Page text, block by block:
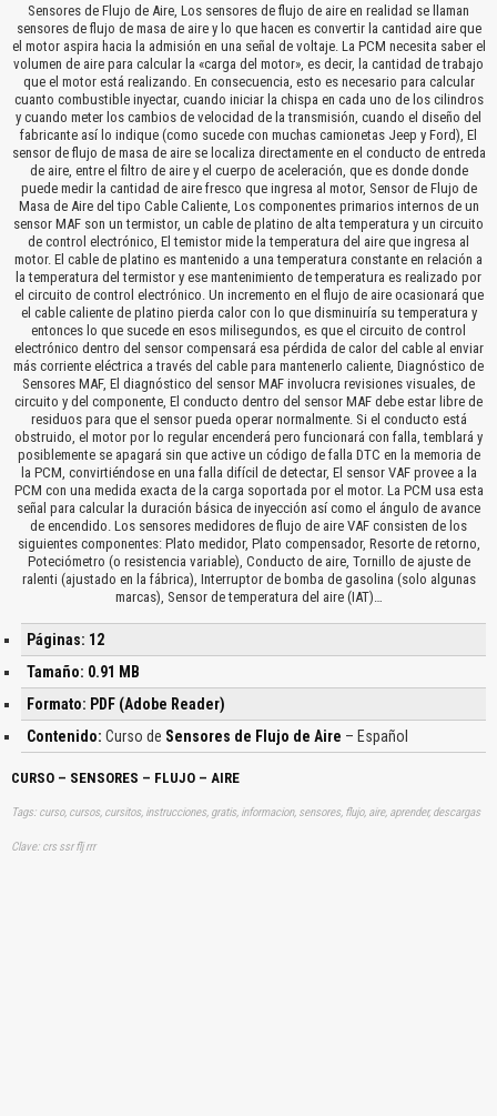
Sensores de Flujo de Aire, Los sensores de flujo de aire en realidad se llaman
sensores de flujo de masa de aire y lo que hacen es convertir la cantidad aire que
el motor aspira hacia la admisión en una señal de voltaje. La PCM necesita saber el
volumen de aire para calcular la «carga del motor», es decir, la cantidad de trabajo
que el motor está realizando. En consecuencia, esto es necesario para calcular
cuanto combustible inyectar, cuando iniciar la chispa en cada uno de los cilindros
y cuando meter los cambios de velocidad de la transmisión, cuando el diseño del
fabricante así lo indique (como sucede con muchas camionetas Jeep y Ford), El
sensor de flujo de masa de aire se localiza directamente en el conducto de entreda
de aire, entre el filtro de aire y el cuerpo de aceleración, que es donde donde
puede medir la cantidad de aire fresco que ingresa al motor, Sensor de Flujo de
Masa de Aire del tipo Cable Caliente, Los componentes primarios internos de un
sensor MAF son un termistor, un cable de platino de alta temperatura y un circuito
de control electrónico, El temistor mide la temperatura del aire que ingresa al
motor. El cable de platino es mantenido a una temperatura constante en relación a
la temperatura del termistor y ese mantenimiento de temperatura es realizado por
el circuito de control electrónico. Un incremento en el flujo de aire ocasionará que
el cable caliente de platino pierda calor con lo que disminuiría su temperatura y
entonces lo que sucede en esos milisegundos, es que el circuito de control
electrónico dentro del sensor compensará esa pérdida de calor del cable al enviar
más corriente eléctrica a través del cable para mantenerlo caliente, Diagnóstico de
Sensores MAF, El diagnóstico del sensor MAF involucra revisiones visuales, de
circuito y del componente, El conducto dentro del sensor MAF debe estar libre de
residuos para que el sensor pueda operar normalmente. Si el conducto está
obstruido, el motor por lo regular encenderá pero funcionará con falla, temblará y
posiblemente se apagará sin que active un código de falla DTC en la memoria de
la PCM, convirtiéndose en una falla difícil de detectar, El sensor VAF provee a la
PCM con una medida exacta de la carga soportada por el motor. La PCM usa esta
señal para calcular la duración básica de inyección así como el ángulo de avance
de encendido. Los sensores medidores de flujo de aire VAF consisten de los
siguientes componentes: Plato medidor, Plato compensador, Resorte de retorno,
Poteciómetro (o resistencia variable), Conducto de aire, Tornillo de ajuste de
ralenti (ajustado en la fábrica), Interruptor de bomba de gasolina (solo algunas
marcas), Sensor de temperatura del aire (IAT)…
Páginas: 12
Tamaño: 0.91 MB
Formato: PDF (Adobe Reader)
Contenido: Curso de Sensores de Flujo de Aire – Español
CURSO – SENSORES – FLUJO – AIRE
Tags: curso, cursos, cursitos, instrucciones, gratis, informacion, sensores, flujo, aire, aprender, descargas
Clave: crs ssr flj rrr